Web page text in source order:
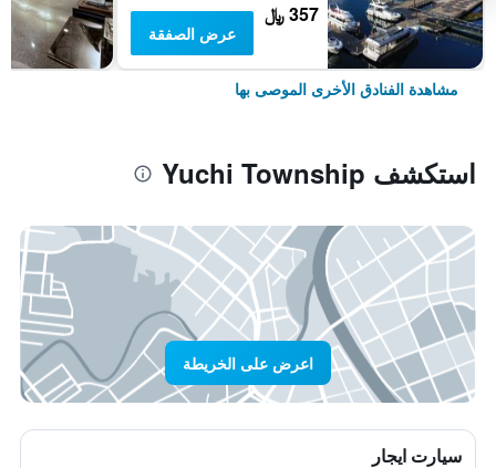
357 ﷼
عرض الصفقة
مشاهدة الفنادق الأخرى الموصى بها
استكشف Yuchi Township
اعرض على الخريطة
سيارت ايجار